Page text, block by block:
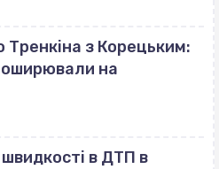
Тренкіна з Корецьким:
на
в ДТП в